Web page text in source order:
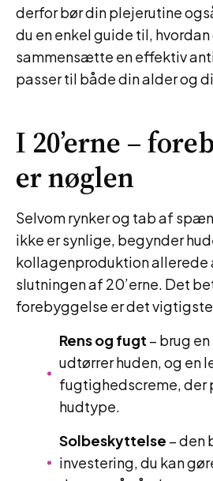
derfor bør din plejerutine
du en enkel guide til, hvordan
sammensætte en effektiv
passer til både din alder og
I 20’erne –
er nøglen
Selvom rynker og tab af
ikke er synlige, begynder
kollagenproduktion allerede
slutningen af 20’erne. Det
forebyggelse er det
Rens og fugt – brug
udtørrer huden, og en
fugtighedscreme, der
hudtype.
Solbeskyttelse – den
investering, du kan